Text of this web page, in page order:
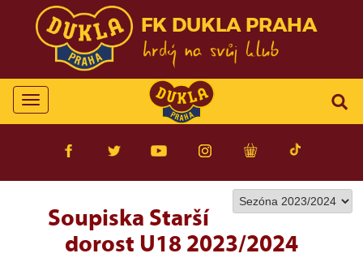
FK DUKLA PRAHA
Toggle
navigation
Soupiska Starší
dorost U18 2023/2024